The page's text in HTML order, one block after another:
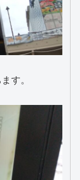
す。